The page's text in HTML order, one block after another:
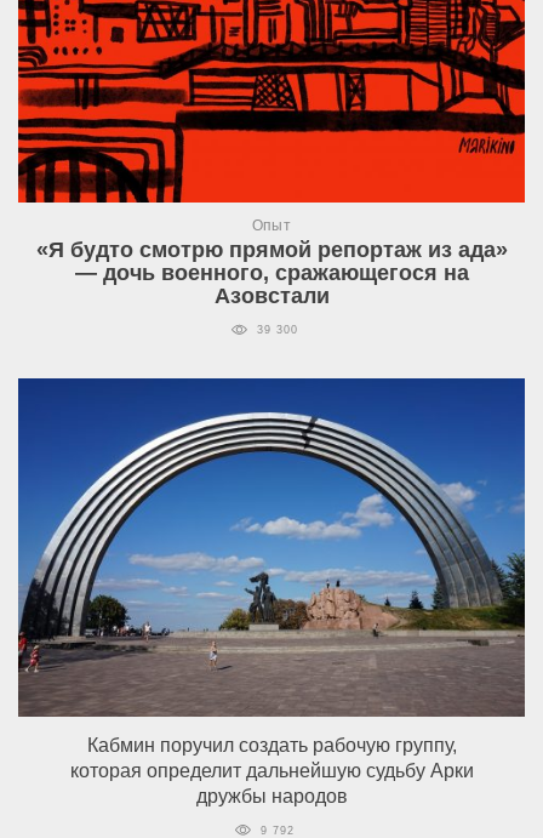
Опыт
«Я будто смотрю прямой репортаж из ада»
— дочь военного, сражающегося на
Азовстали
39 300
Кабмин поручил создать рабочую группу,
которая определит дальнейшую судьбу Арки
дружбы народов
9 792